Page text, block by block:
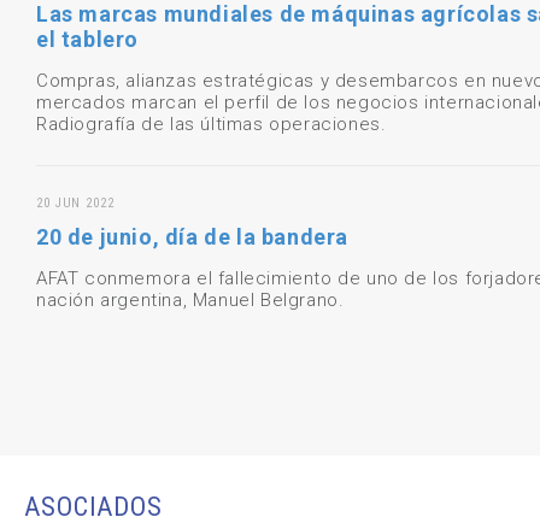
Las marcas mundiales de máquinas agrícolas
el tablero
Compras, alianzas estratégicas y desembarcos en
mercados marcan el perfil de los negocios
Radiografía de las últimas operaciones.
20 JUN 2022
20 de junio, día de la bandera
AFAT conmemora el fallecimiento de uno de los
nación argentina, Manuel Belgrano.
ASOCIADOS